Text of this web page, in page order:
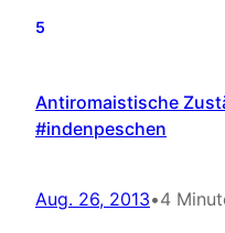
5
Antiromaistische
#indenpeschen
Aug. 26, 2013•4